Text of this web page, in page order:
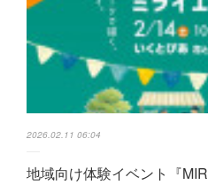
2026.02.11 06:04
地域向け体験イベント『